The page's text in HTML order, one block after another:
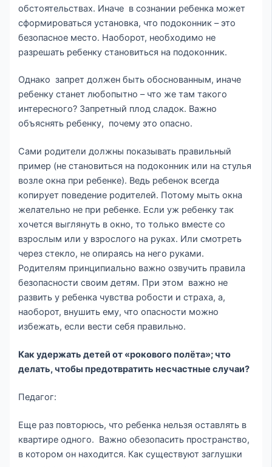
обстоятельствах. Иначе в сознании ребенка может
сформироваться установка, что подоконник – это
безопасное место. Наоборот, необходимо не
разрешать ребенку становиться на подоконник.
Однако запрет должен быть обоснованным, иначе
ребенку станет любопытно – что же там такого
интересного? Запретный плод сладок. Важно
объяснять ребенку, почему это опасно.
Сами родители должны показывать правильный
пример (не становиться на подоконник или на стулья
возле окна при ребенке). Ведь ребенок всегда
копирует поведение родителей. Потому мыть окна
желательно не при ребенке. Если уж ребенку так
хочется выглянуть в окно, то только вместе со
взрослым или у взрослого на руках. Или смотреть
через стекло, не опираясь на него руками.
Родителям принципиально важно озвучить правила
безопасности своим детям. При этом важно не
развить у ребенка чувства робости и страха, а,
наоборот, внушить ему, что опасности можно
избежать, если вести себя правильно.
Как удержать детей от «рокового полёта»; что
делать, чтобы предотвратить несчастные случаи?
Педагог:
Еще раз повторюсь, что ребенка нельзя оставлять в
квартире одного. Важно обезопасить пространство,
в котором он находится. Как существуют заглушки